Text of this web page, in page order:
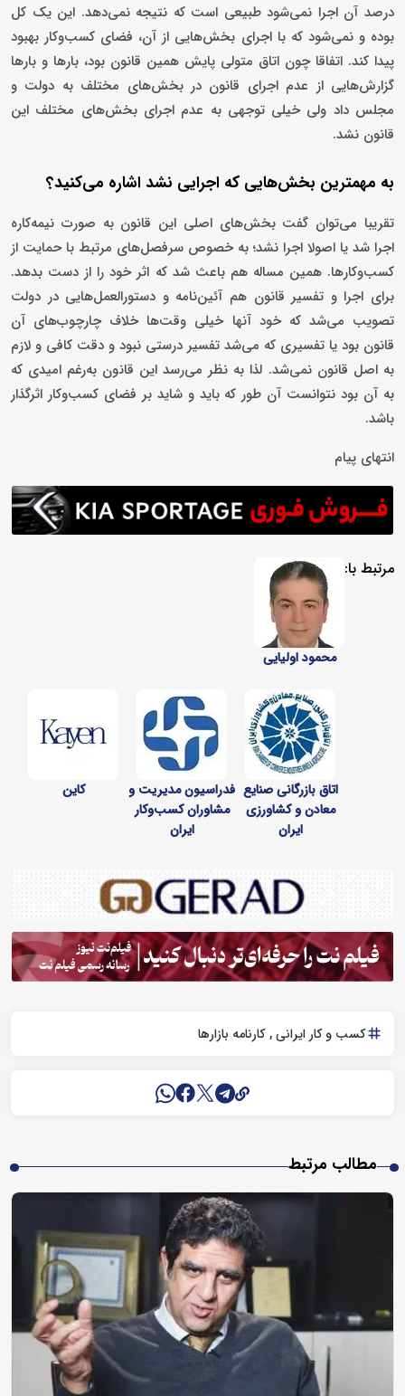
درصد آن اجرا نمی‌شود طبیعی است که نتیجه نمی‌دهد. این یک کل
بوده و نمی‌شود که با اجرای بخش‌هایی از آن، فضای کسب‌وکار بهبود
پیدا کند. اتفاقا چون اتاق متولی پایش همین قانون بود، بارها و بارها
گزارش‌هایی از عدم اجرای قانون در بخش‌های مختلف به دولت و
مجلس داد ولی خیلی توجهی به عدم اجرای بخش‌‌های مختلف این
قانون نشد.
به مهمترین بخش‌هایی که اجرایی نشد اشاره می‌کنید؟
تقریبا می‌توان گفت بخش‌های اصلی این قانون به صورت نیمه‌کاره
اجرا شد یا اصولا اجرا نشد؛ به خصوص سرفصل‌های مرتبط با حمایت از
کسب‌وکارها. همین مساله هم باعث شد که اثر خود را از دست بدهد.
برای اجرا و تفسیر قانون هم آئین‌نامه و دستورالعمل‌هایی در دولت
تصویب می‌شد که خود آنها خیلی وقت‌ها خلاف چارچوب‌های آن
قانون بود یا تفسیری که می‌شد تفسیر درستی نبود و دقت کافی و لازم
به اصل قانون نمی‌شد. لذا به نظر می‌رسد این قانون به‌رغم امیدی که
به آن بود نتوانست آن طور که باید و شاید بر فضای کسب‌وکار اثرگذار
باشد.
انتهای پیام
مرتبط با:
محمود اولیایی
اتاق بازرگانی صنایع
معادن و کشاورزی
ایران
فدراسیون مدیریت و
مشاوران کسب‌وکار
ایران
کاین
کسب و کار ایرانی کارنامه بازارها
مطالب مرتبط